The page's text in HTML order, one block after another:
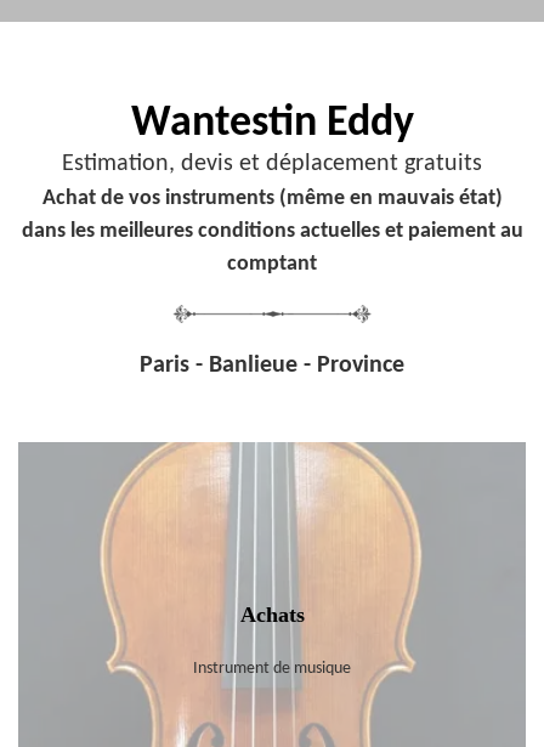
Wantestin Eddy
Estimation, devis et déplacement gratuits
Achat de vos instruments (même en mauvais état)
dans les meilleures conditions actuelles et paiement au
comptant
Paris - Banlieue - Province
Achats
Instrument de musique